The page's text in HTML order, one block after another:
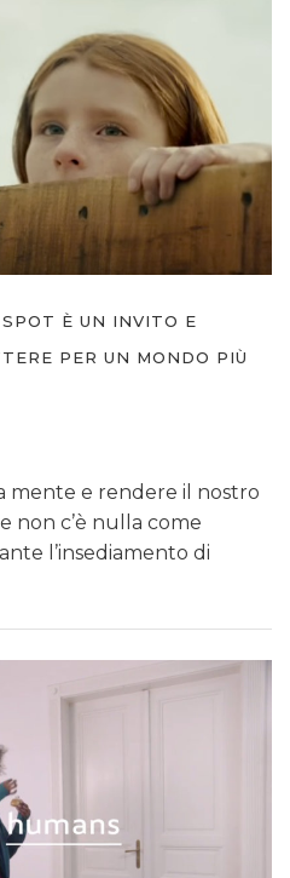
È UN INVITO E
PER UN MONDO PIÙ
mente e rendere il nostro
non c’è nulla come
l’insediamento di